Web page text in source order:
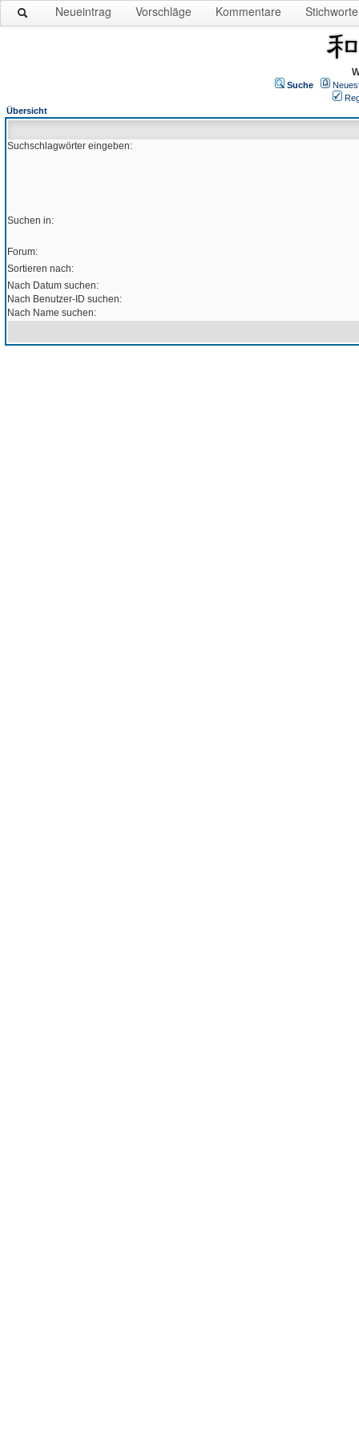
Neueintrag Vorschläge Kommentare Stichworte
Suche
Übersicht
Suchschlagwörter eingeben:
Suchen in:
Forum:
Sortieren nach:
Nach Datum suchen:
Nach Benutzer-ID suchen:
Nach Name suchen: